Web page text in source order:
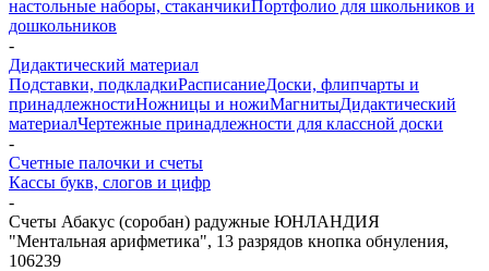
настольные наборы, стаканчикиПортфолио для школьников и
дошкольников
-
Дидактический материал
Подставки, подкладкиРасписаниеДоски, флипчарты и
принадлежностиНожницы и ножиМагнитыДидактический
материалЧертежные принадлежности для классной доски
-
Счетные палочки и счеты
Кассы букв, слогов и цифр
-
Счеты Абакус (соробан) радужные ЮНЛАНДИЯ
"Ментальная арифметика", 13 разрядов кнопка обнуления,
106239